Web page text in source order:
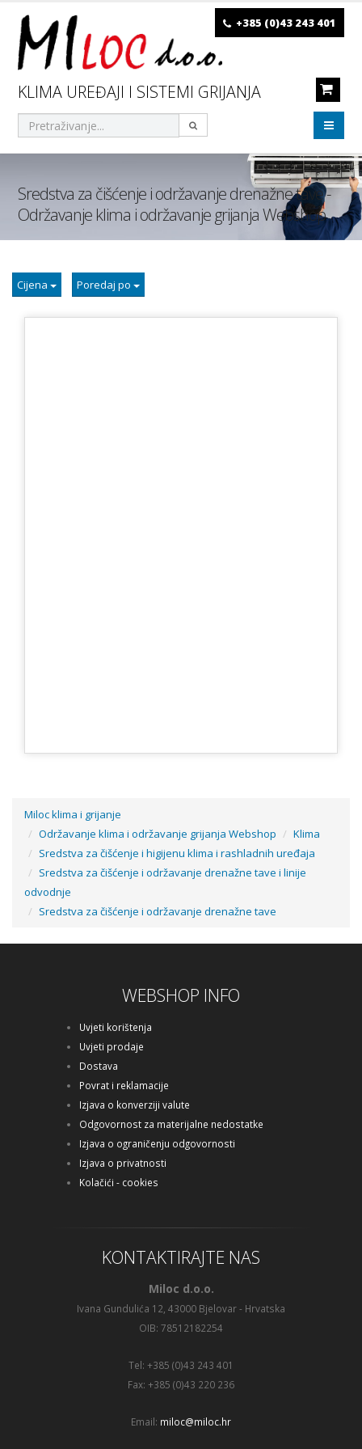
KLIMA UREĐAJI I SISTEMI GRIJANJA
+385 (0)43 243 401
Sredstva za čišćenje i održavanje drenažne tave -
Održavanje klima i održavanje grijanja Webshop
Cijena Poredaj po
Miloc klima i grijanje
Održavanje klima i održavanje grijanja Webshop
Klima
Sredstva za čišćenje i higijenu klima i rashladnih uređaja
Sredstva za čišćenje i održavanje drenažne tave i linije
odvodnje
Sredstva za čišćenje i održavanje drenažne tave
WEBSHOP INFO
Uvjeti korištenja
Uvjeti prodaje
Dostava
Povrat i reklamacije
Izjava o konverziji valute
Odgovornost za materijalne nedostatke
Izjava o ograničenju odgovornosti
Izjava o privatnosti
Kolačići - cookies
KONTAKTIRAJTE NAS
Miloc d.o.o.
Ivana Gundulića 12, 43000 Bjelovar - Hrvatska
OIB: 78512182254
Tel: +385 (0)43 243 401
Fax: +385 (0)43 220 236
Email: miloc@miloc.hr